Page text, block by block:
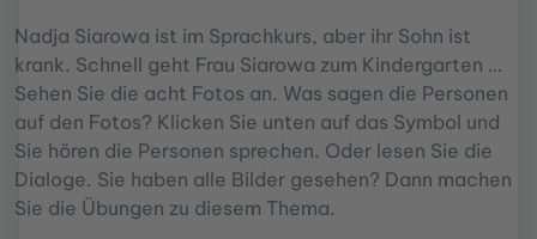
Nadja Siarowa ist im Sprachkurs, aber ihr Sohn ist
krank. Schnell geht Frau Siarowa zum Kindergarten …
Sehen Sie die acht Fotos an. Was sagen die Personen
auf den Fotos? Klicken Sie unten auf das Symbol und
Sie hören die Personen sprechen. Oder lesen Sie die
Dialoge. Sie haben alle Bilder gesehen? Dann machen
Sie die Übungen zu diesem Thema.